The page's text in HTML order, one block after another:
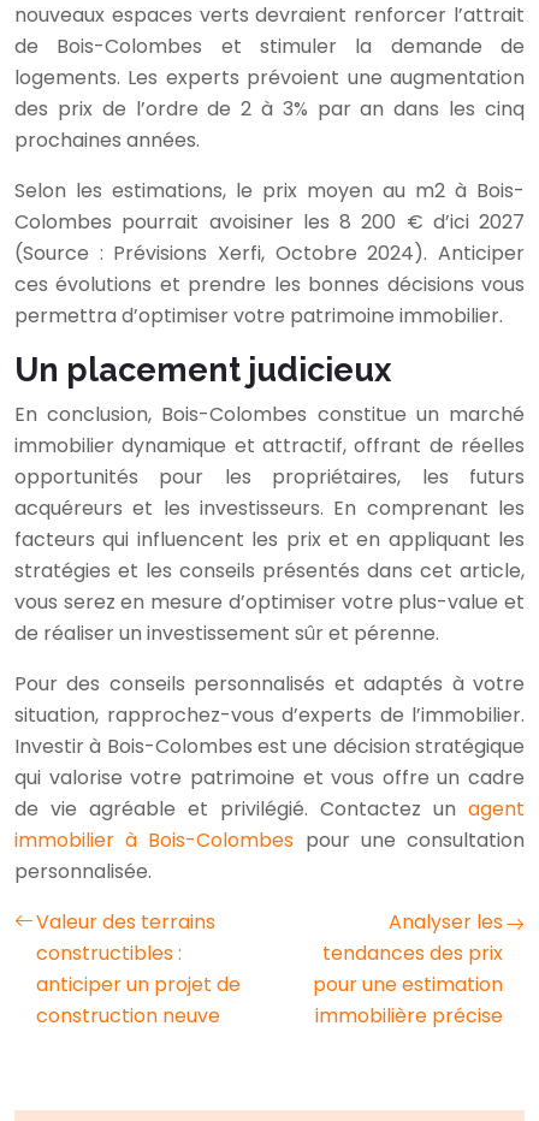
nouveaux espaces verts devraient renforcer l’attrait
de Bois-Colombes et stimuler la demande de
logements. Les experts prévoient une augmentation
des prix de l’ordre de 2 à 3% par an dans les cinq
prochaines années.
Selon les estimations, le prix moyen au m2 à Bois-
Colombes pourrait avoisiner les 8 200 € d’ici 2027
(Source : Prévisions Xerfi, Octobre 2024). Anticiper
ces évolutions et prendre les bonnes décisions vous
permettra d’optimiser votre patrimoine immobilier.
Un placement judicieux
En conclusion, Bois-Colombes constitue un marché
immobilier dynamique et attractif, offrant de réelles
opportunités pour les propriétaires, les futurs
acquéreurs et les investisseurs. En comprenant les
facteurs qui influencent les prix et en appliquant les
stratégies et les conseils présentés dans cet article,
vous serez en mesure d’optimiser votre plus-value et
de réaliser un investissement sûr et pérenne.
Pour des conseils personnalisés et adaptés à votre
situation, rapprochez-vous d’experts de l’immobilier.
Investir à Bois-Colombes est une décision stratégique
qui valorise votre patrimoine et vous offre un cadre
de vie agréable et privilégié. Contactez un agent
immobilier à Bois-Colombes pour une consultation
personnalisée.
Valeur des terrains
constructibles :
anticiper un projet de
construction neuve
Analyser les
tendances des prix
pour une estimation
immobilière précise